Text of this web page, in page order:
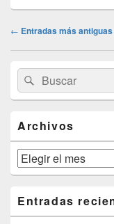
Navegación
← Entradas más antiguas
área
de
widget
lateral
primaria
Buscar
por:
Buscar
Archivos
Archivos
Entradas